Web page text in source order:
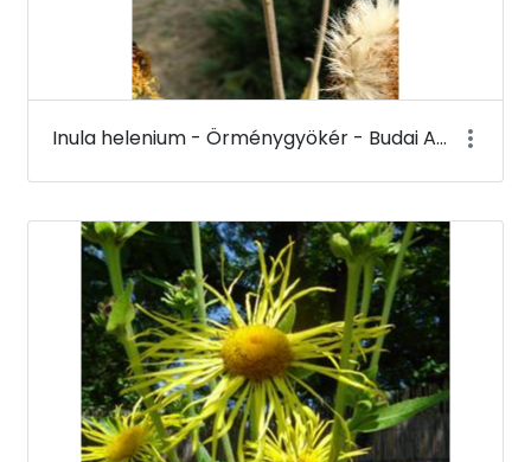
Inula helenium - Örménygyökér - Budai Arborétum